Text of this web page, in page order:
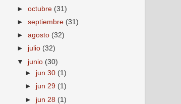
►octubre (31)
►septiembre (31)
►agosto (32)
► julio (32)
▼ junio (30)
► jun 30 (1)
► jun 29 (1)
► jun 28 (1)